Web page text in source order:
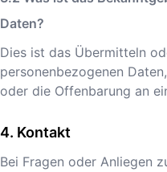
Daten?
Dies ist das Übermitteln
personenbezogenen
oder die Offenbarung an
Kontakt
Bei Fragen oder Anliegen